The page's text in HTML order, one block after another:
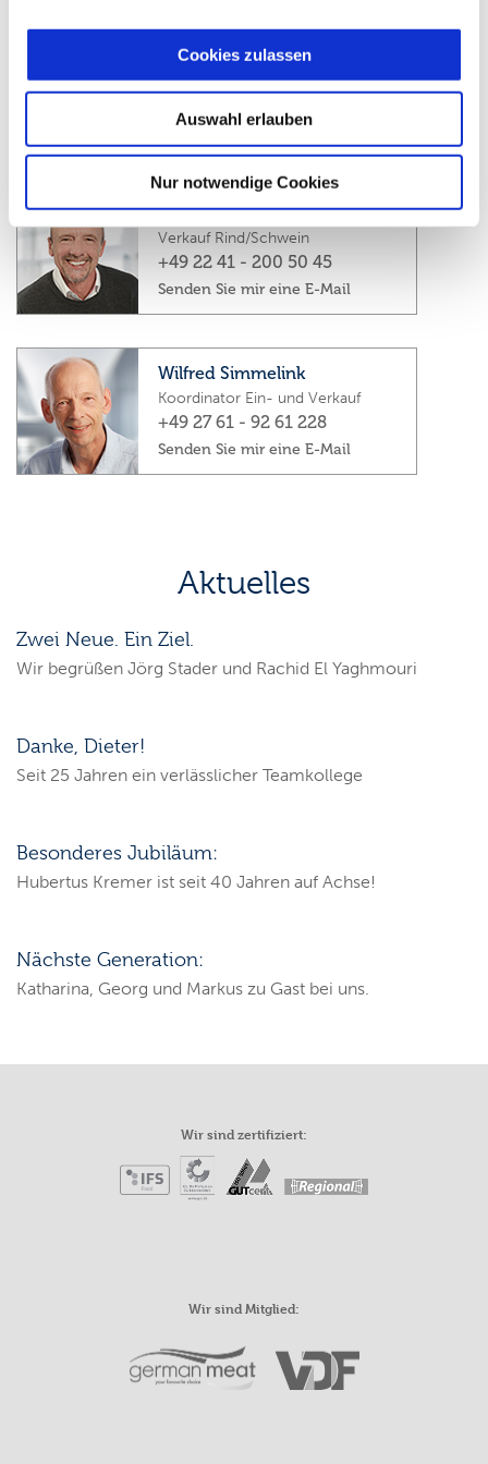
Cookies zulassen
Auswahl erlauben
Nur notwendige Cookies
Kay Willems
Verkauf Rind/Schwein
Senden Sie mir eine E-Mail
Horst Senzel
Verkauf Rind/Schwein
+49 22 41 - 200 50 45
Senden Sie mir eine E-Mail
Wilfred Simmelink
Koordinator Ein- und Verkauf
+49 27 61 - 92 61 228
Senden Sie mir eine E-Mail
Aktuelles
Zwei Neue. Ein Ziel.
Wir begrüßen Jörg Stader und Rachid El Yaghmouri
Danke, Dieter!
Seit 25 Jahren ein verlässlicher Teamkollege
Besonderes Jubiläum:
Hubertus Kremer ist seit 40 Jahren auf Achse!
Nächste Generation:
Katharina, Georg und Markus zu Gast bei uns.
Wir sind zertifiziert:
Wir sind Mitglied: